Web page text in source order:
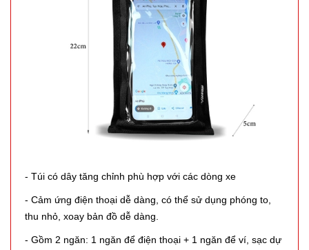
- Túi có dây tăng chỉnh phù hợp với các dòng xe
- Cảm ứng điện thoại dễ dàng, có thể sử dụng phóng to,
thu nhỏ, xoay bản đồ dễ dàng.
- Gồm 2 ngăn: 1 ngăn để điện thoại + 1 ngăn để ví, sạc dự
0,5kg
Bộ dao 5